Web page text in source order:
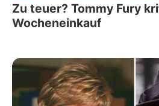
Zu teuer? Tommy Fury
Wocheneinkauf